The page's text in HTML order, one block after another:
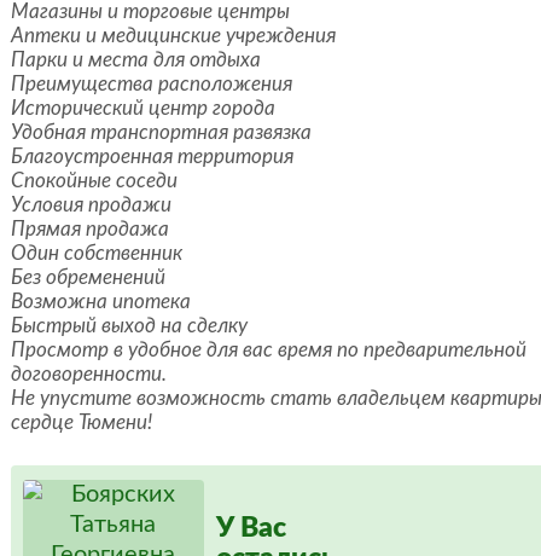
Магазины и торговые центры
Аптеки и медицинские учреждения
Парки и места для отдыха
Преимущества расположения
Исторический центр города
Удобная транспортная развязка
Благоустроенная территория
Спокойные соседи
Условия продажи
Прямая продажа
Один собственник
Без обременений
Возможна ипотека
Быстрый выход на сделку
Просмотр в удобное для вас время по предварительной
договоренности.
Не упустите возможность стать владельцем
сердце Тюмени!
У Вас